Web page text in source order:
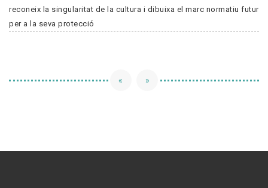
reconeix la singularitat de la cultura i dibuixa el marc normatiu futur
per a la seva protecció
« »